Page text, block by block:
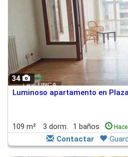
34
Luminoso apartamento en
109 m² 3 dorm. 1 baños
Contactar